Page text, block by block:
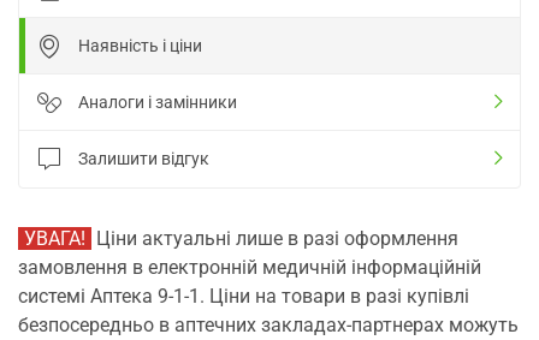
Наявність і ціни
Аналоги і замінники
Залишити відгук
УВАГА! Ціни актуальні лише в разі оформлення
замовлення в електронній медичній інформаційній
системі Аптека 9-1-1. Ціни на товари в разі купівлі
безпосередньо в аптечних закладах-партнерах можуть